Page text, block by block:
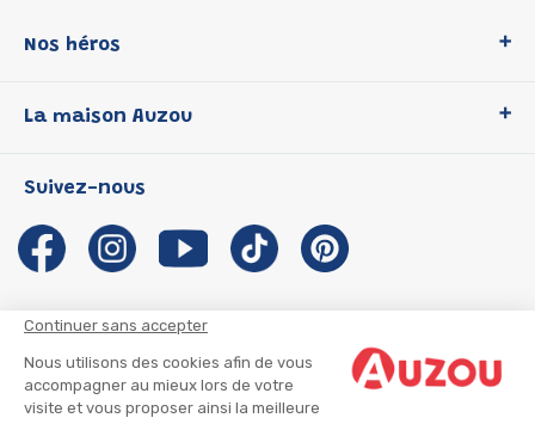
Continuer sans accepter
Nous utilisons des cookies afin de vous
accompagner au mieux lors de votre
visite et vous proposer ainsi la meilleure
Nos héros
P'tit Loup
Les Influenceuses
Migali
Petite Taupe
La maison Auzou
Notre histoire
Auzou s'engage
Auteurs et illustrateurs Auzou
Suivre mon colis
Infos consommateur
Suivez-nous
CGU
CGV